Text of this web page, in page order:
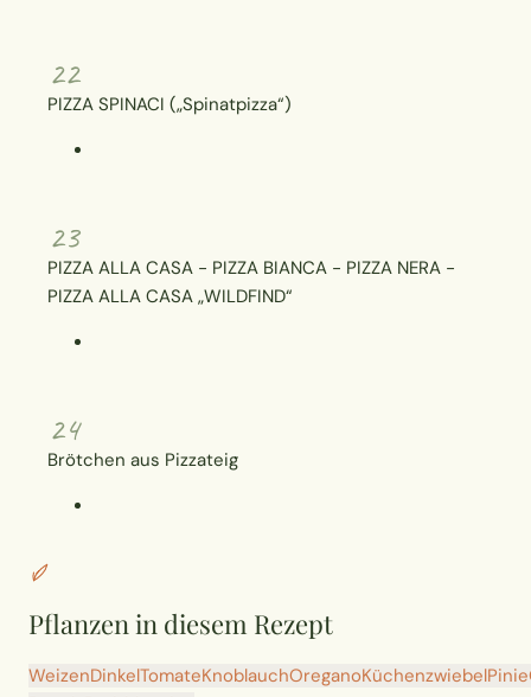
22
PIZZA SPINACI („Spinatpizza“)
23
PIZZA ALLA CASA - PIZZA BIANCA - PIZZA NERA -
PIZZA ALLA CASA „WILDFIND“
24
Brötchen aus Pizzateig
Pflanzen in diesem Rezept
WeizenDinkelTomateKnoblauchOreganoKüchenzwiebelPinie